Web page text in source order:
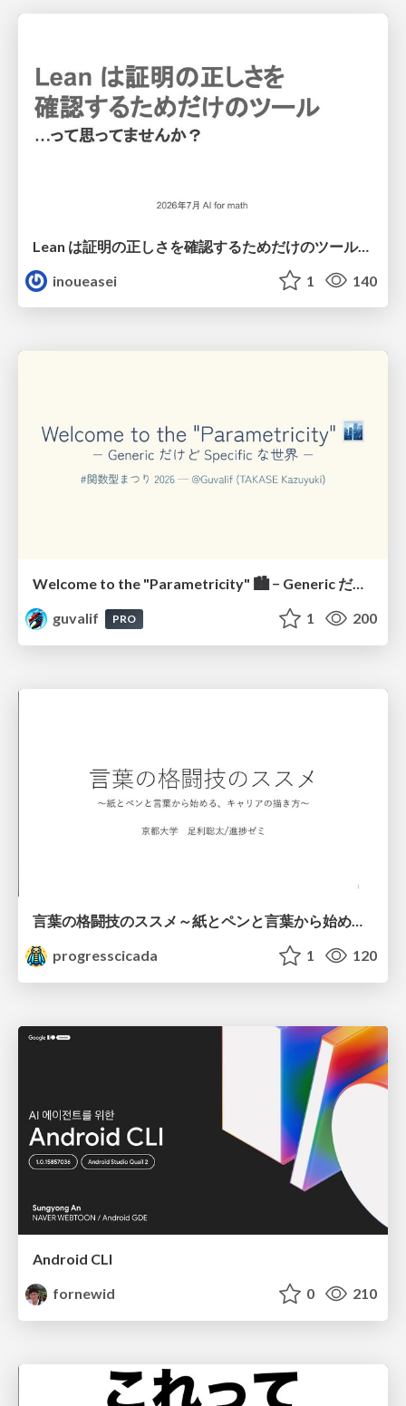
Lean は証明の正しさを確認するためだけのツールって思ってませんか？
inoueasei
1 140
Welcome to the "Parametricity" 🏙️ − Generic だけど Specific な世界 −
guvalif
PRO 1 200
言葉の格闘技のススメ～紙とペンと言葉から始める、キャリアの描き方～
progresscicada
1 120
Android CLI
fornewid
0 210